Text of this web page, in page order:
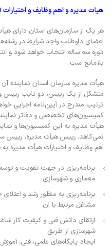
هیات مدیره و اهم وظایف و
هر یک از سازمان‌های استان دارای
اعضای داوطلب واجد شرایط در
دوره سه ساله انتخاب خواهد شود و
بلامانع است.
هیأت مدیره سازمان استان نماینده
متشکل از یک رییس، دو نایب رییس
ترتیب مندرج در آیین‌نامه اجرایی
کمیسیون‌های تخصصی و دفاتر
هیأت مدیره به این کمیسیون‌ها و
نمی‌کاهد. رییس هیأت مدیره، رییس
اهم وظایف و اختیارات هیأت مدیره
برنامه‌ریزی در جهت تقویت و
معماری و شهرسازی.
برنامه‌ریزی به منظور رشد و
مشاغل مرتبط با آن.
ارتقای دانش فنی و کیفیت کار
شهرسازی از طریق
ایجاد پایگاه‌های علمی، فنی،